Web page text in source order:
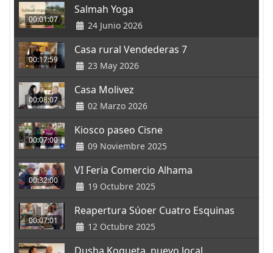
00:01:07
Salmah Yoga
24 Junio 2026
00:17:59
Casa rural Vendederas 7
23 May 2026
00:08:07
Casa Molivez
02 Marzo 2026
00:07:00
Kiosco paseo Cisne
09 Noviembre 2025
00:32:00
VI Feria Comercio Alhama
19 Octubre 2025
00:07:01
Reapertura Súoer Cuatro Esquinas
12 Octubre 2025